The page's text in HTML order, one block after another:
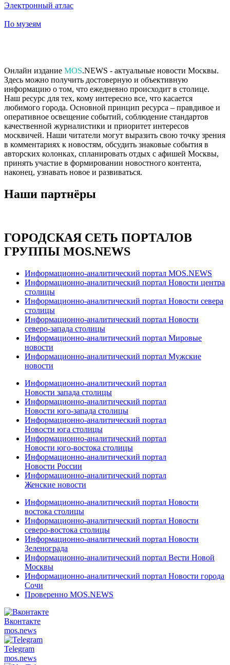
Электронный атлас
По музеям
Онлайн издание MOS.NEWS - актуальные новости Москвы.
Здесь можно получить достоверную и объективную
информацию о том, что ежедневно происходит в столице.
Наш ресурс для тех, кому интересно все, что касается
любимого города. Основной принцип ресурса – правдивое и
оперативное освещение событий, соблюдение стандартов
качественной журналистики и приоритет интересов
москвичей. Наши читатели могут выразить свою точку зрения
в комментариях к новостям, обсудить знаковые события в
авторских колонках, спланировать отдых с афишей Москвы,
принять участие в формировании новостного контента,
наконец, узнавать новое и развиваться.
Наши партнёры
ГОРОДСКАЯ СЕТЬ ПОРТАЛОВ
ГРУППЫ MOS.NEWS
Информационно-аналитический портал MOS.NEWS
Информационно-аналитический портал Новости центра
столицы
Информационно-аналитический портал Новости севера
столицы
Информационно-аналитический портал Новости
северо-запада столицы
Информационно-аналитический портал Мировые
новости
Информационно-аналитический портал Мужские
новости
Информационно-аналитический портал
Новости запада столицы
Информационно-аналитический портал
Новости юго-запада столицы
Информационно-аналитический портал
Новости юга столицы
Информационно-аналитический портал
Новости юго-востока столицы
Информационно-аналитический портал
Новости России
Информационно-аналитический портал
Женские новости
Информационно-аналитический портал Новости
востока столицы
Информационно-аналитический портал Новости
северо-востока столицы
Информационно-аналитический портал Новости
Зеленограда
Информационно-аналитический портал Вести Новой
Москвы
Информационно-аналитический портал Новости города
Сочи
Проверенно MOS.NEWS
Вконтакте
mos.news
Telegram
mos.news